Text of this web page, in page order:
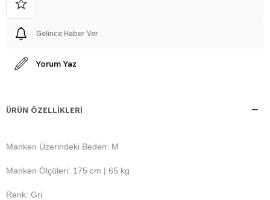
Gelince Haber Ver
Yorum Yaz
ÜRÜN ÖZELLIKLERI
Manken Üzerindeki Beden: M
Manken Ölçüleri: 175 cm | 65 kg
Renk: Gri